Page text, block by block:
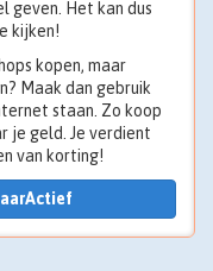
geven. Het kan dus
kijken!
kopen, maar
Maak dan gebruik
staan. Zo koop
je geld. Je verdient
van korting!